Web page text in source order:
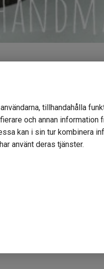
tillhandahålla
och annan information
kan i sin tur kombinera
använt deras tjänster.
i restaurangbranschen.
stickmaskinen står på